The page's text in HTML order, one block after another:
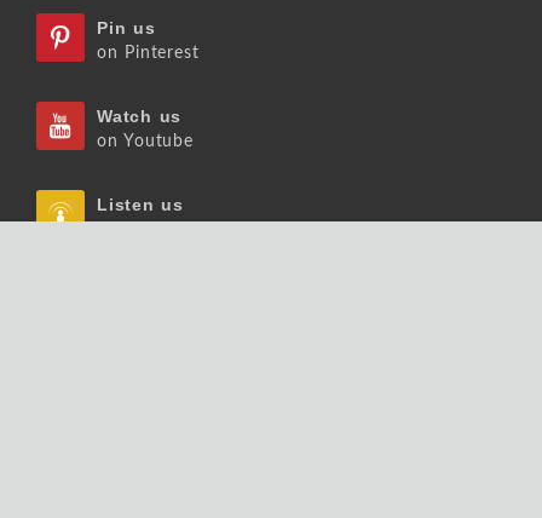
Pin us
on Pinterest
Watch us
on Youtube
Listen us